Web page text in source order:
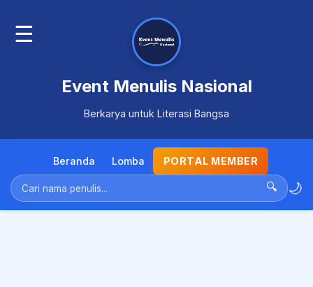
☰
Event Menulis Nasional
Berkarya untuk Literasi Bangsa
Beranda Lomba PORTAL MEMBER
🔍 🌙